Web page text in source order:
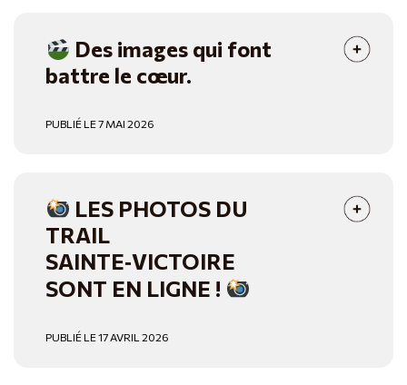
Des images qui font
battre le cœur.
PUBLIÉ LE 7 MAI 2026
LES PHOTOS DU
TRAIL
SAINTE‑VICTOIRE
SONT EN LIGNE !
PUBLIÉ LE 17 AVRIL 2026